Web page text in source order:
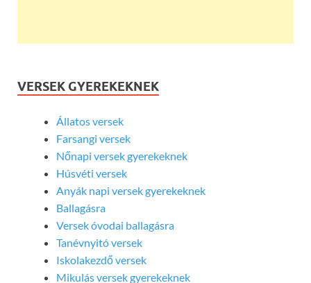
VERSEK GYEREKEKNEK
Állatos versek
Farsangi versek
Nőnapi versek gyerekeknek
Húsvéti versek
Anyák napi versek gyerekeknek
Ballagásra
Versek óvodai ballagásra
Tanévnyitó versek
Iskolakezdő versek
Mikulás versek gyerekeknek